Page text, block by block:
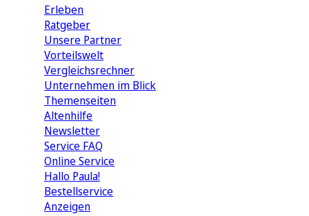
Erleben
Ratgeber
Unsere Partner
Vorteilswelt
Vergleichsrechner
Unternehmen im Blick
Themenseiten
Altenhilfe
Newsletter
Service FAQ
Online Service
Hallo Paula!
Bestellservice
Anzeigen